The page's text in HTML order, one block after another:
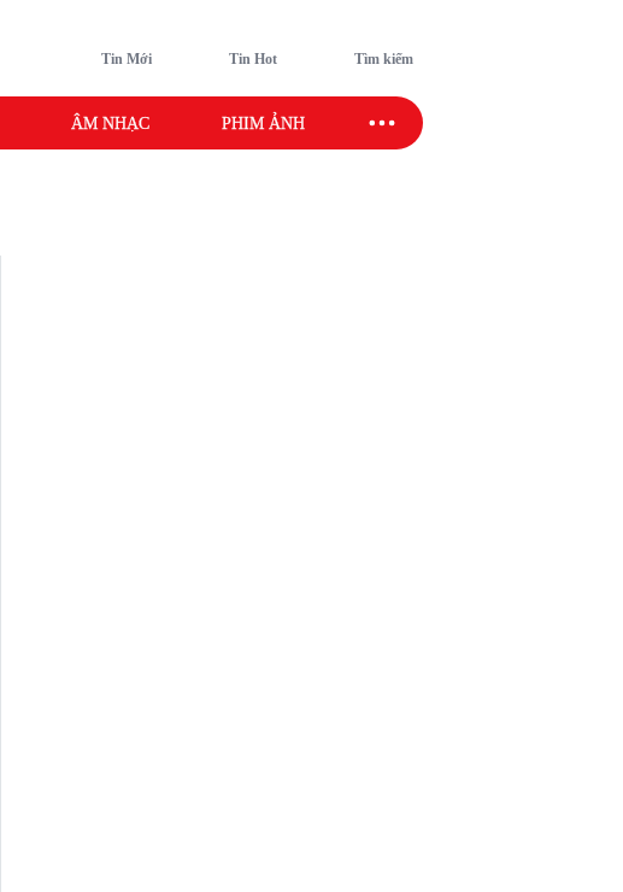
Tin Mới Tin Hot Tìm kiếm
ÂM NHẠC PHIM ẢNH SAO SPORT